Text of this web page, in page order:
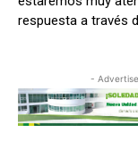
respuesta a través
-